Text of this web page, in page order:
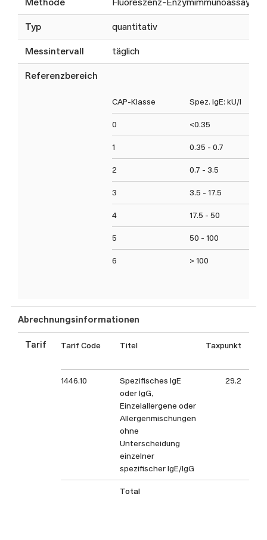
Typ quantitativ
Messintervall täglich
Referenzbereich
CAP-Klasse Spez. IgE: kU/l
0 <0.35
1 0.35 - 0.7
2 0.7 - 3.5
3 3.5 - 17.5
4 17.5 - 50
5 50 - 100
6 > 100
Abrechnungsinformationen
Tarif Tarif Code Titel Taxpunkt
1446.10
Spezifisches IgE
oder IgG,
Einzelallergene oder
Allergenmischungen
ohne
Unterscheidung
einzelner
spezifischer IgE/IgG
29.2
Total